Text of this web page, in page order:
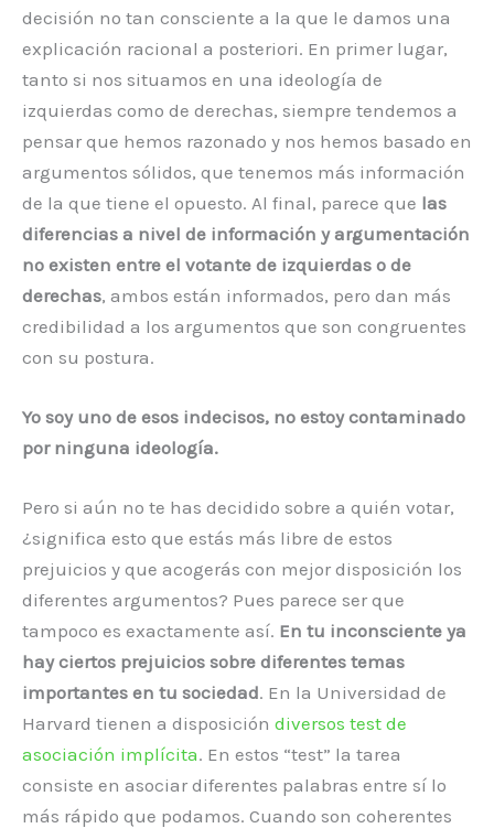
decisión no tan consciente a la que le damos una
explicación racional a posteriori. En primer lugar,
tanto si nos situamos en una ideología de
izquierdas como de derechas, siempre tendemos a
pensar que hemos razonado y nos hemos basado en
argumentos sólidos, que tenemos más información
de la que tiene el opuesto. Al final, parece que las
diferencias a nivel de información y argumentación
no existen entre el votante de izquierdas o de
derechas, ambos están informados, pero dan más
credibilidad a los argumentos que son congruentes
con su postura.
Yo soy uno de esos indecisos, no estoy contaminado
por ninguna ideología.
Pero si aún no te has decidido sobre a quién votar,
¿significa esto que estás más libre de estos
prejuicios y que acogerás con mejor disposición los
diferentes argumentos? Pues parece ser que
tampoco es exactamente así. En tu inconsciente ya
hay ciertos prejuicios sobre diferentes temas
importantes en tu sociedad. En la Universidad de
Harvard tienen a disposición diversos test de
asociación implícita. En estos “test” la tarea
consiste en asociar diferentes palabras entre sí lo
más rápido que podamos. Cuando son coherentes